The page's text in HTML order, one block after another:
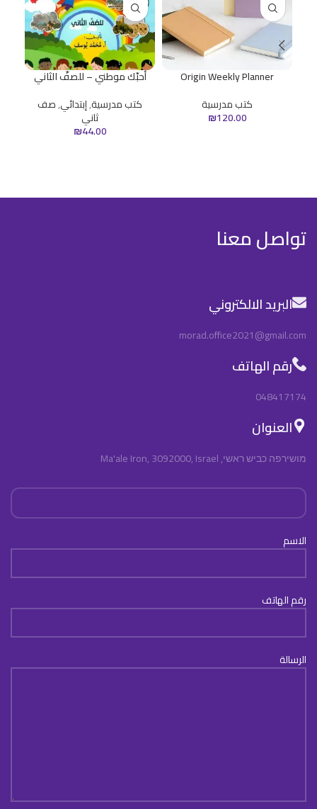
Origin Weekly Planner
كتب مدرسية
₪120.00
أحبّك موطني – للصفّ الثاني
كتب مدرسية,إبتدائي,صف
ثاني
₪44.00
تواصل معنا
البريد الالكتروني
morad.office2021@gmail.com
رقم الهاتف
048417174
العنوان
מושירפה כביש ראשי, Ma'ale Iron, 3092000, Israel
الاسم
رقم الهاتف
الرسالة